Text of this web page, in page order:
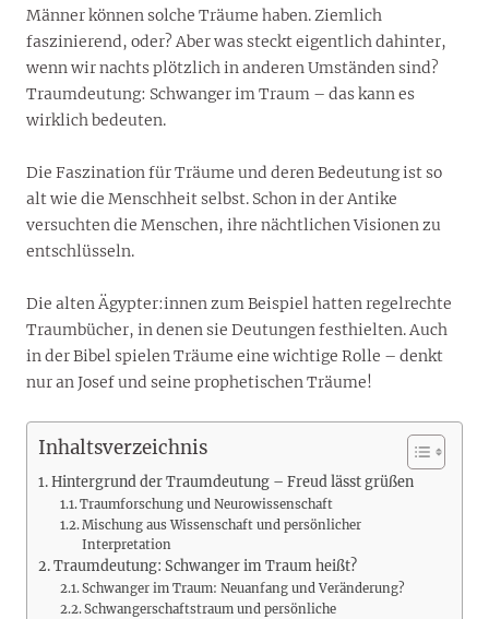
Männer können solche Träume haben. Ziemlich
faszinierend, oder? Aber was steckt eigentlich dahinter,
wenn wir nachts plötzlich in anderen Umständen sind?
Traumdeutung: Schwanger im Traum – das kann es
wirklich bedeuten.
Die Faszination für Träume und deren Bedeutung ist so
alt wie die Menschheit selbst. Schon in der Antike
versuchten die Menschen, ihre nächtlichen Visionen zu
entschlüsseln.
Die alten Ägypter:innen zum Beispiel hatten regelrechte
Traumbücher, in denen sie Deutungen festhielten. Auch
in der Bibel spielen Träume eine wichtige Rolle – denkt
nur an Josef und seine prophetischen Träume!
Inhaltsverzeichnis
Hintergrund der Traumdeutung – Freud lässt grüßen
Traumforschung und Neurowissenschaft
Mischung aus Wissenschaft und persönlicher
Interpretation
Traumdeutung: Schwanger im Traum heißt?
Schwanger im Traum: Neuanfang und Veränderung?
Schwangerschaftstraum und persönliche